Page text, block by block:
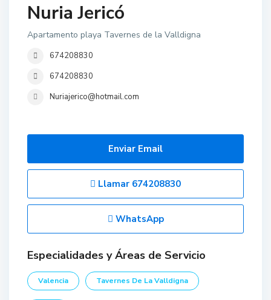
Nuria Jericó
Apartamento playa Tavernes de la Valldigna
674208830
674208830
Nuriajerico@hotmail.com
Enviar Email
Llamar 674208830
WhatsApp
Especialidades y Áreas de Servicio
Valencia Tavernes De La Valldigna